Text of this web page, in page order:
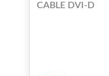
CABLE DVI-D